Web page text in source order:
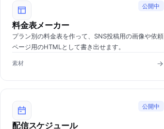
公開中
料金表メーカー
プラン別の料金表を作って、SNS投稿用の画像や依頼
ページ用のHTMLとして書き出せます。
素材
公開中
配信スケジュール